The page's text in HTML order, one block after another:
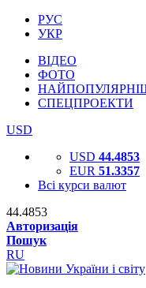
РУС
УКР
ВІДЕО
ФОТО
СПЕЦПРОЕКТИ
USD
USD 44.4853
EUR 51.3357
Всі курси валют
44.4853
Авторизація
Пошук
RU